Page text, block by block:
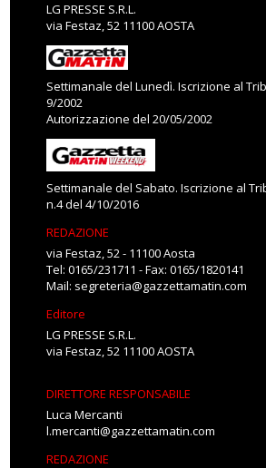
LG PRESSE S.R.L.
via Festaz, 52 11100 AOSTA
Settimanale del Lunedì. Iscrizione al
9/2002
Autorizzazione del 20/05/2002
Settimanale del Sabato. Iscrizione al
n.4 del 4/10/2016
REDAZIONE
via Festaz, 52 - 11100 Aosta
Tel: 0165/231711 - Fax: 0165/1820141
Mail: segreteria@gazzettamatin.com
Editore
LG PRESSE S.R.L.
via Festaz, 52 11100 AOSTA
DIRETTORE RESPONSABILE
Luca Mercanti
l.mercanti@gazzettamatin.com
REDAZIONE